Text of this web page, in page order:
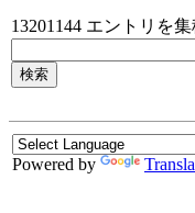
13201144 エントリを
Powered by